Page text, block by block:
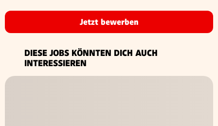
Jetzt bewerben
DIESE JOBS KÖNNTEN DICH AUCH
INTERESSIEREN